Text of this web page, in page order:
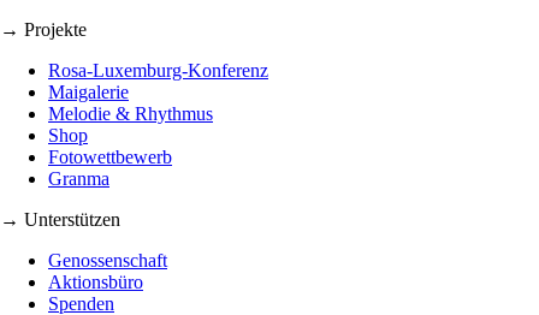
→ Projekte
Rosa-Luxemburg-Konferenz
Maigalerie
Melodie & Rhythmus
Shop
Fotowettbewerb
Granma
→ Unterstützen
Genossenschaft
Aktionsbüro
Spenden